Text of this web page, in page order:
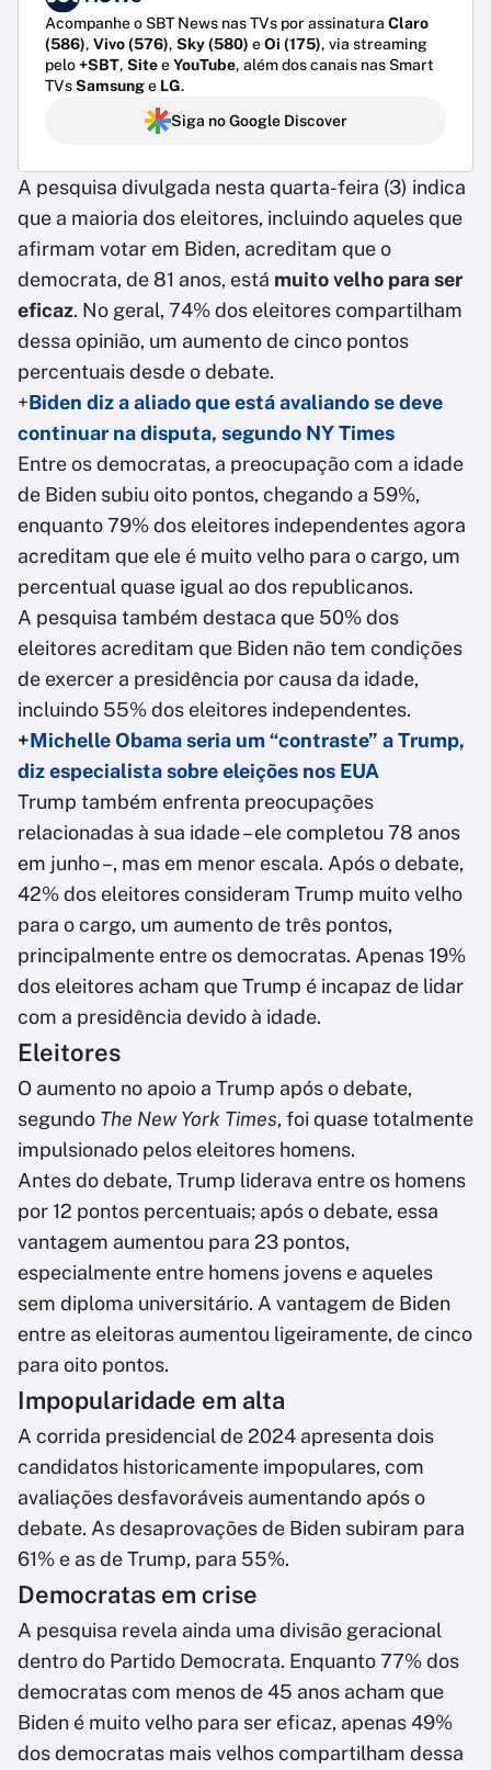
Acompanhe o SBT News nas TVs por assinatura Claro
(586), Vivo (576), Sky (580) eOi (175), via streaming
pelo+SBT, SiteeYouTube, além dos canais nas Smart
TVsSamsunge LG.
Siga no Google Discover
A pesquisa divulgada nesta quarta-feira (3) indica
que a maioria dos eleitores, incluindo aqueles que
afirmam votar em Biden, acreditam que o
democrata, de 81 anos, está muito velho para ser
eficaz. No geral, 74% dos eleitores compartilham
dessa opinião, um aumento de cinco pontos
percentuais desde o debate.
+Biden diz a aliado que está avaliando se deve
continuar na disputa, segundo NY Times
Entre os democratas, a preocupação com a idade
de Biden subiu oito pontos, chegando a 59%,
enquanto 79% dos eleitores independentes agora
acreditam que ele é muito velho para o cargo, um
percentual quase igual ao dos republicanos.
A pesquisa também destaca que 50% dos
eleitores acreditam que Biden não tem condições
de exercer a presidência por causa da idade,
incluindo 55% dos eleitores independentes.
+Michelle Obama seria um “contraste” a Trump,
diz especialista sobre eleições nos EUA
Trump também enfrenta preocupações
relacionadas à sua idade – ele completou 78 anos
em junho –, mas em menor escala. Após o debate,
42% dos eleitores consideram Trump muito velho
para o cargo, um aumento de três pontos,
principalmente entre os democratas. Apenas 19%
dos eleitores acham que Trump é incapaz de lidar
com a presidência devido à idade.
Eleitores
O aumento no apoio a Trump após o debate,
segundo The New York Times, foi quase totalmente
impulsionado pelos eleitores homens.
Antes do debate, Trump liderava entre os homens
por 12 pontos percentuais; após o debate, essa
vantagem aumentou para 23 pontos,
especialmente entre homens jovens e aqueles
sem diploma universitário. A vantagem de Biden
entre as eleitoras aumentou ligeiramente, de cinco
para oito pontos.
Impopularidade em alta
A corrida presidencial de 2024 apresenta dois
candidatos historicamente impopulares, com
avaliações desfavoráveis aumentando após o
debate. As desaprovações de Biden subiram para
61% e as de Trump, para 55%.
Democratas em crise
A pesquisa revela ainda uma divisão geracional
dentro do Partido Democrata. Enquanto 77% dos
democratas com menos de 45 anos acham que
Biden é muito velho para ser eficaz, apenas 49%
dos democratas mais velhos compartilham dessa